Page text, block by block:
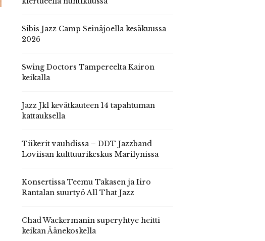
Sibis Jazz Camp Seinäjoella kesäkuussa
2026
Swing Doctors Tampereelta Kairon
keikalla
Jazz Jkl kevätkauteen 14 tapahtuman
kattauksella
Tiikerit vauhdissa – DDT Jazzband
Loviisan kulttuurikeskus Marilynissa
Konsertissa Teemu Takasen ja Iiro
Rantalan suurtyö All That Jazz
Chad Wackermanin superyhtye heitti
keikan Äänekoskella